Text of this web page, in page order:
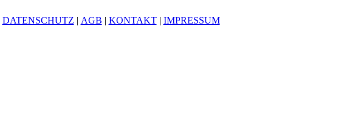
DATENSCHUTZ | AGB | KONTAKT| IMPRESSUM